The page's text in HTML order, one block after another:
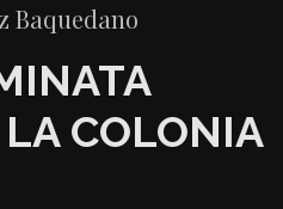
Baquedano
COLONIA